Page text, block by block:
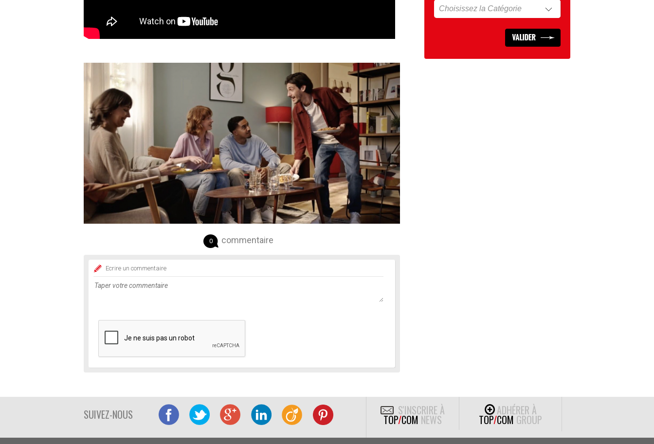
0 commentaire
Ecrire un commentaire
SUIVEZ-NOUS S'INSCRIRE À
TOP/COM NEWS
ADHÉRER À
TOP/COM GROUP